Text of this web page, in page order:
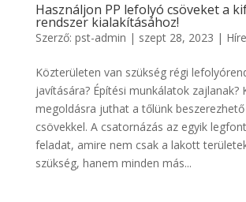
Használjon PP lefolyó csöveket a
rendszer kialakításához!
Szerző: pst-admin | szept 28, 2023 |
Közterületen van szükség régi
javítására? Építési munkálatok zajlanak?
megoldásra juthat a tőlünk
csövekkel. A csatornázás az egyik
feladat, amire nem csak a lakott
szükség, hanem minden más...